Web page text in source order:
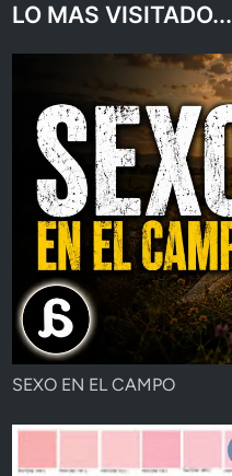
LO MAS VISITADO...
SEXO EN EL CAMPO